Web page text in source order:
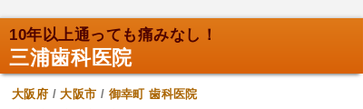
10年以上通っても痛みなし！
三浦歯科医院
大阪府 /大阪市 / 御幸町 歯科医院